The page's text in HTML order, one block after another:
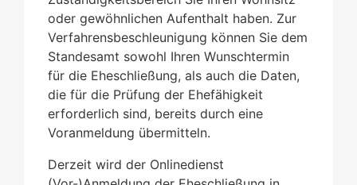
oder gewöhnlichen Aufenthalt haben. Zur
Verfahrensbeschleunigung können Sie dem
Standesamt sowohl Ihren Wunschtermin
für die Eheschließung, als auch die Daten,
die für die Prüfung der Ehefähigkeit
erforderlich sind, bereits durch eine
Voranmeldung übermitteln.
Derzeit wird der Onlinedienst